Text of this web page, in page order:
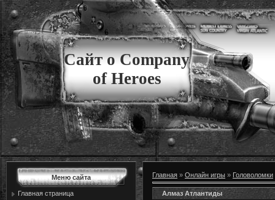
Сайт о Company
of Heroes
Меню сайта
Главная страница
Главная » Онлайн игры » Головоломки
Алмаз Атлантиды